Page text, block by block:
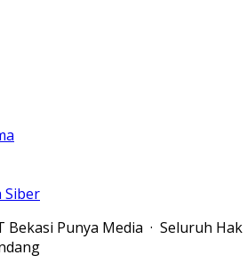
Siber
Bekasi Punya Media · Seluruh Hak